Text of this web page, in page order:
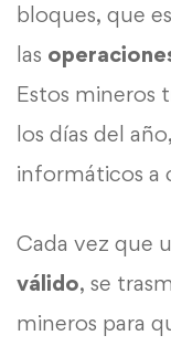
bloques, que
las
Estos mineros
los días del
informáticos a
Cada vez que
válido, se
mineros para